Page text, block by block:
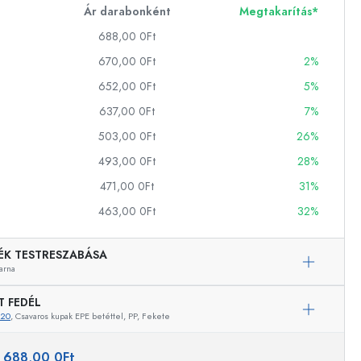
Ár darabonként
Megtakarítás*
688,00 0Ft
670,00 0Ft
2%
652,00 0Ft
5%
637,00 0Ft
7%
503,00 0Ft
26%
493,00 0Ft
28%
471,00 0Ft
31%
463,00 0Ft 32%
TESTRESZABÁSA
FEDÉL
, Csavaros kupak EPE betéttel, PP, Fekete